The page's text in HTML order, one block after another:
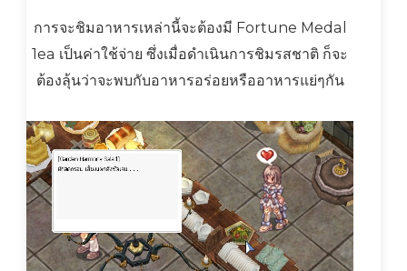
การจะชิมอาหารเหล่านี้จะต้องมี Fortune Medal
1ea เป็นค่าใช้จ่าย ซึ่งเมื่อดำเนินการชิมรสชาติ ก็จะ
ต้องลุ้นว่าจะพบกับอาหารอร่อยหรืออาหารแย่ๆกัน